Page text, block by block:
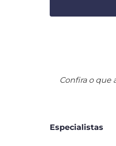
Confira o que
Especialistas